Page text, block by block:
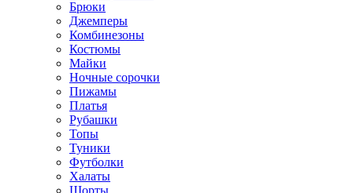
Брюки
Джемперы
Комбинезоны
Костюмы
Майки
Ночные сорочки
Пижамы
Платья
Рубашки
Топы
Туники
Футболки
Халаты
Шорты